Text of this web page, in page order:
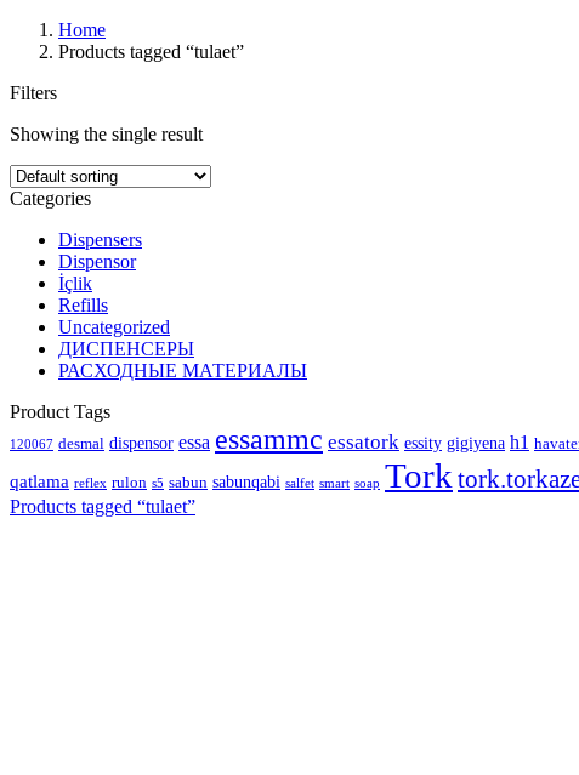
Home
Products tagged “tulaet”
Filters
Showing the single result
Categories
Dispensers
Dispensor
İçlik
Refills
Uncategorized
ДИСПЕНСЕРЫ
РАСХОДНЫЕ МАТЕРИАЛЫ
Product Tags
120067 desmal dispensor essa essammc essatork essity gigiyena h1
qatlama reflex rulon s5 sabun sabunqabi salfet smart soap Tork
Products tagged “tulaet”